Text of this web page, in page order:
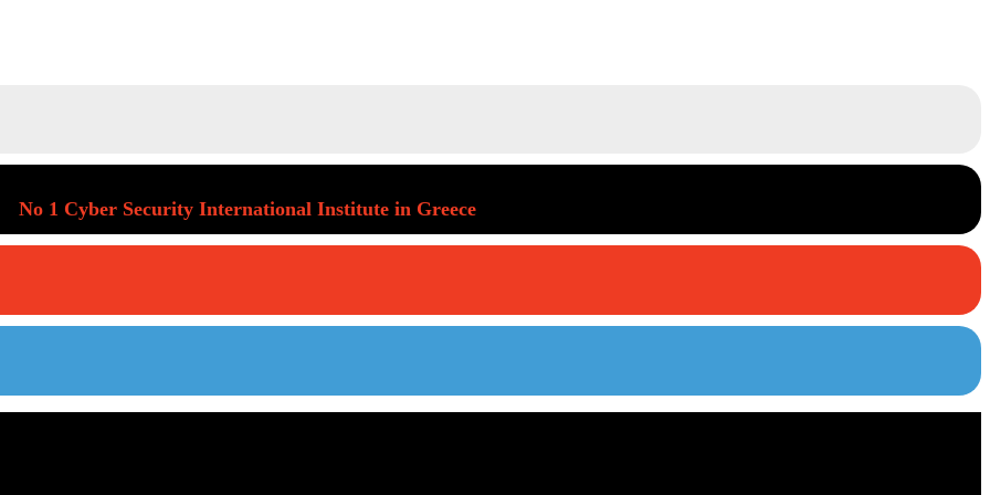
No 1 Cyber Security International Institute in Greece